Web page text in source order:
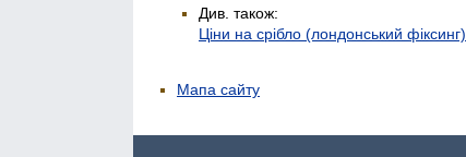
Див. також:
Ціни на срібло (лондонський фіксинг)
Мапа сайту